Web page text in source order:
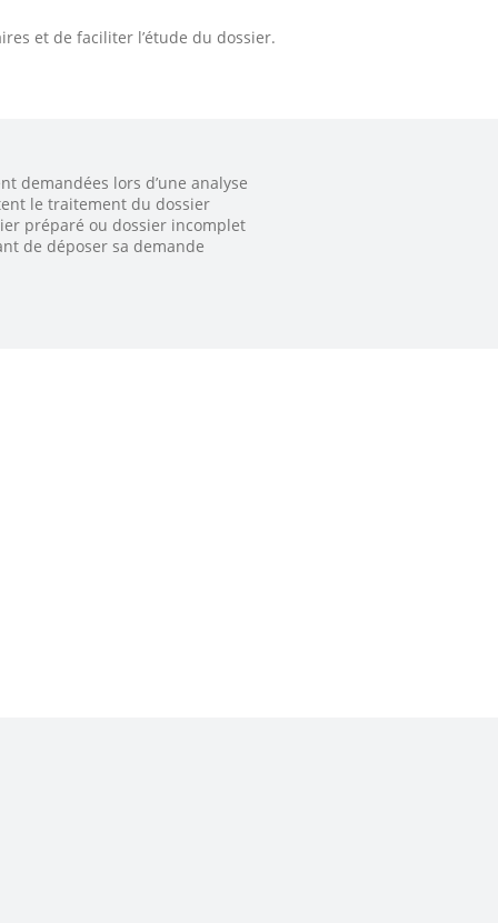
et de faciliter l’étude du dossier.
demandées lors d’une analyse
le traitement du dossier
préparé ou dossier incomplet
de déposer sa demande